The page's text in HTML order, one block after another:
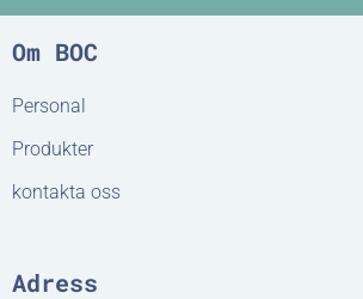
Om BOC
Personal
Produkter
kontakta oss
Adress